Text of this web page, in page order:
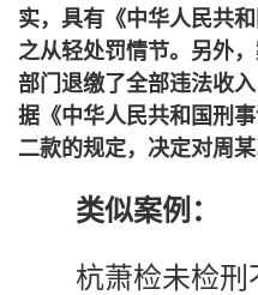
实，具有《中华人民共
之从轻处罚情节。另外
部门退缴了全部违法收
据《中华人民共和国刑
二款的规定，决定对周某
类似案例：
杭萧检未检刑